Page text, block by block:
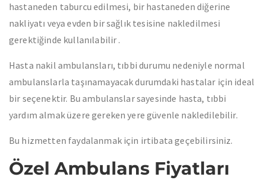
hastaneden taburcu edilmesi, bir hastaneden diğerine
nakliyatı veya evden bir sağlık tesisine nakledilmesi
gerektiğinde kullanılabilir .
Hasta nakil ambulansları, tıbbi durumu nedeniyle normal
ambulanslarla taşınamayacak durumdaki hastalar için ideal
bir seçenektir. Bu ambulanslar sayesinde hasta, tıbbi
yardım almak üzere gereken yere güvenle nakledilebilir.
Bu hizmetten faydalanmak için irtibata geçebilirsiniz.
Özel Ambulans Fiyatları